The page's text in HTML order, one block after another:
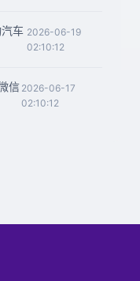
车 2026-06-19
02:10:12
信2026-06-17
02:10:12